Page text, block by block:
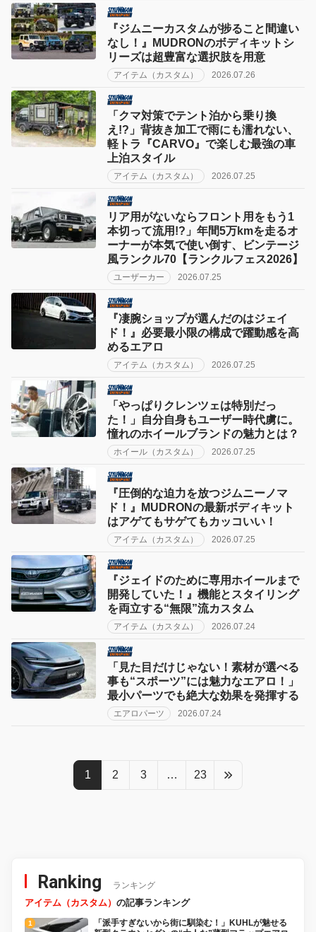
『ジムニーカスタムが捗ること間違い
なし！』MUDRONのボディキットシ
リーズは超豊富な選択肢を用意
アイテム（カスタム） 2026.07.26
「クマ対策でテント泊から乗り換
え!?」背抜き加工で雨にも濡れない、
軽トラ『CARVO』で楽しむ最強の車
上泊スタイル
アイテム（カスタム） 2026.07.25
リア用がないならフロント用をもう1
本切って流用!?」年間5万kmを走るオ
ーナーが本気で使い倒す、ビンテージ
風ランクル70【ランクルフェス2026】
ユーザーカー 2026.07.25
『凄腕ショップが選んだのはジェイ
ド！』必要最小限の構成で躍動感を高
めるエアロ
アイテム（カスタム） 2026.07.25
「やっぱりクレンツェは特別だっ
た！」自分自身もユーザー時代虜に。
憧れのホイールブランドの魅力とは？
ホイール（カスタム） 2026.07.25
『圧倒的な迫力を放つジムニーノマ
ド！』MUDRONの最新ボディキット
はアゲてもサゲてもカッコいい！
アイテム（カスタム） 2026.07.25
『ジェイドのために専用ホイールまで
開発していた！』機能とスタイリング
を両立する“無限”流カスタム
アイテム（カスタム） 2026.07.24
「見た目だけじゃない！素材が選べる
事も“スポーツ”には魅力なエアロ！」
最小パーツでも絶大な効果を発揮する
エアロパーツ 2026.07.24
1 2 3 … 23
Ranking ランキング
アイテム（カスタム） の記事ランキング
「派手すぎないから街に馴染む！」KUHLが魅せる